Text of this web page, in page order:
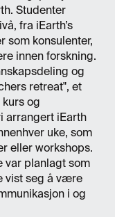
Studenter
fra iEarth’s
som konsulenter,
innen forskning.
og
retreat", et
og
arrangert iEarth
uke, som
eller workshops.
var planlagt som
vist seg å være
i og